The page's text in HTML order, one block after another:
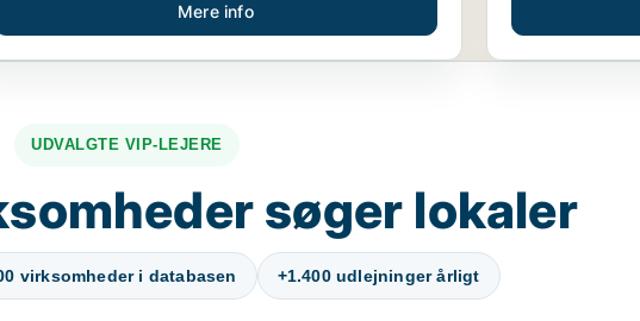
Mere info
UDVALGTE VIP-LEJERE
søger lokaler
virksomheder i databasen +1.400 udlejninger årligt